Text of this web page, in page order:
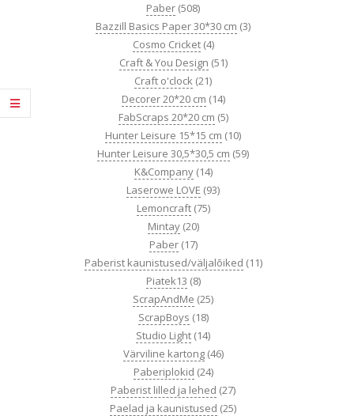
Paber (508)
Bazzill Basics Paper 30*30 cm (3)
Cosmo Cricket (4)
Craft & You Design (51)
Craft o'clock (21)
Decorer 20*20 cm (14)
FabScraps 20*20 cm (5)
Hunter Leisure 15*15 cm (10)
Hunter Leisure 30,5*30,5 cm (59)
K&Company (14)
Laserowe LOVE (93)
Lemoncraft (75)
Mintay (20)
Paber (17)
Paberist kaunistused/väljalõiked (11)
Piatek13 (8)
ScrapAndMe (25)
ScrapBoys (18)
Studio Light (14)
Värviline kartong (46)
Paberiplokid (24)
Paberist lilled ja lehed (27)
Paelad ja kaunistused (25)